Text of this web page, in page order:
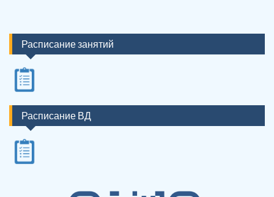
Расписание занятий
Расписание ВД